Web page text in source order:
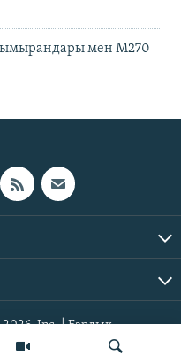
мен M270
2026, Inc. | Барлық